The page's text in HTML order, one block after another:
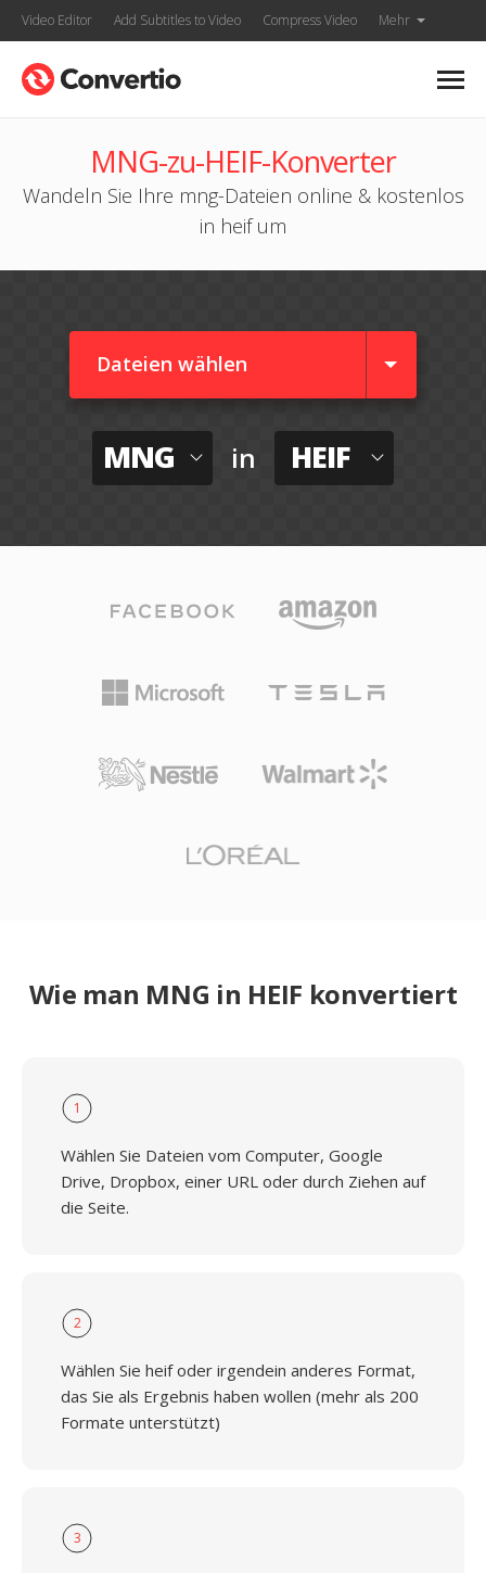
Video Editor Add Subtitles to Video Compress Video Mehr
MNG-zu-HEIF-Konverter
Wandeln Sie Ihre mng-Dateien online & kostenlos
in heif um
Dateien wählen
MNG in HEIF
Wie man MNG in HEIF konvertiert
1
Wählen Sie Dateien vom Computer, Google
Drive, Dropbox, einer URL oder durch Ziehen auf
die Seite.
2
Wählen Sie heif oder irgendein anderes Format,
das Sie als Ergebnis haben wollen (mehr als 200
Formate unterstützt)
3